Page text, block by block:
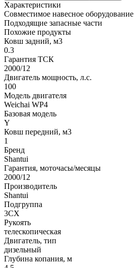
Характеристики
Совместимое навесное оборудование
Подходящие запасные части
Похожие продукты
Ковш задний, м3
0.3
Гарантия ТСК
2000/12
Двигатель мощность, л.с.
100
Модель двигателя
Weichai WP4
Базовая модель
Y
Ковш передний, м3
1
Бренд
Shantui
Гарантия, моточасы/месяцы
2000/12
Производитель
Shantui
Подгруппа
3CX
Рукоять
телескопическая
Двигатель, тип
дизельный
Глубина копания, м